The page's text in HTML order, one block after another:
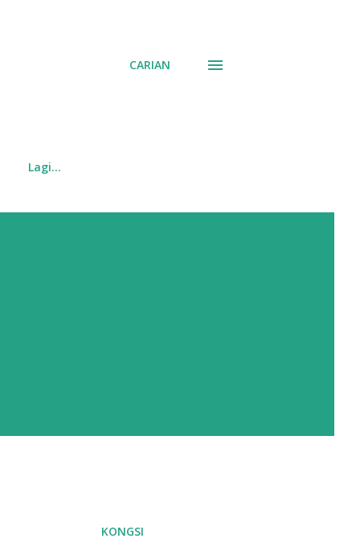
CARIAN
Lagi…
KONGSI